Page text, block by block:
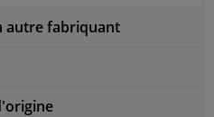
autre fabriquant